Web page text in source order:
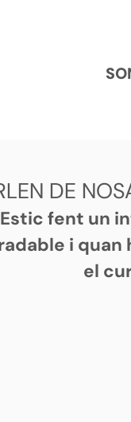
DE
Estic fent un
i
el